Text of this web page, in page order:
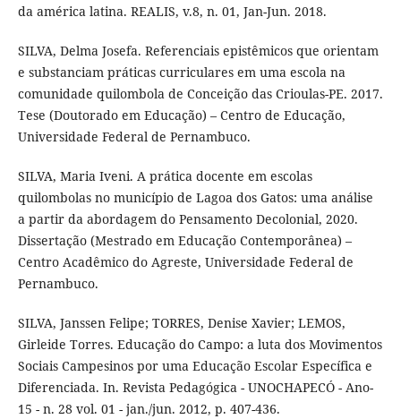
da américa latina. REALIS, v.8, n. 01, Jan-Jun. 2018.
SILVA, Delma Josefa. Referenciais epistêmicos que orientam
e substanciam práticas curriculares em uma escola na
comunidade quilombola de Conceição das Crioulas-PE. 2017.
Tese (Doutorado em Educação) – Centro de Educação,
Universidade Federal de Pernambuco.
SILVA, Maria Iveni. A prática docente em escolas
quilombolas no município de Lagoa dos Gatos: uma análise
a partir da abordagem do Pensamento Decolonial, 2020.
Dissertação (Mestrado em Educação Contemporânea) –
Centro Acadêmico do Agreste, Universidade Federal de
Pernambuco.
SILVA, Janssen Felipe; TORRES, Denise Xavier; LEMOS,
Girleide Torres. Educação do Campo: a luta dos Movimentos
Sociais Campesinos por uma Educação Escolar Específica e
Diferenciada. In. Revista Pedagógica - UNOCHAPECÓ - Ano-
15 - n. 28 vol. 01 - jan./jun. 2012, p. 407-436.